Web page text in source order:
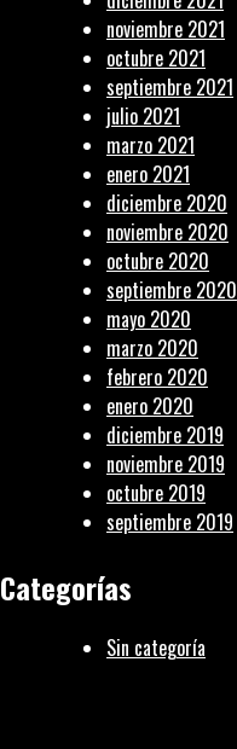
noviembre 2021
octubre 2021
septiembre 2021
julio 2021
marzo 2021
enero 2021
diciembre 2020
noviembre 2020
octubre 2020
septiembre 2020
mayo 2020
marzo 2020
febrero 2020
enero 2020
diciembre 2019
noviembre 2019
octubre 2019
septiembre 2019
Categorías
Sin categoría